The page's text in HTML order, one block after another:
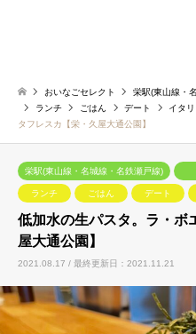
おいなごセレクト 栄駅(東山線・
ランチ
ごはん デート イタ
タフレスカ【栄・久屋大通公園】
栄駅(東山線・名城線・名鉄瀬戸線)
ランチ ごはん デート
低加水の生パスタ。ラ・ボ
屋大通公園】
2021.08.17 / 最終更新日：2021.11.21